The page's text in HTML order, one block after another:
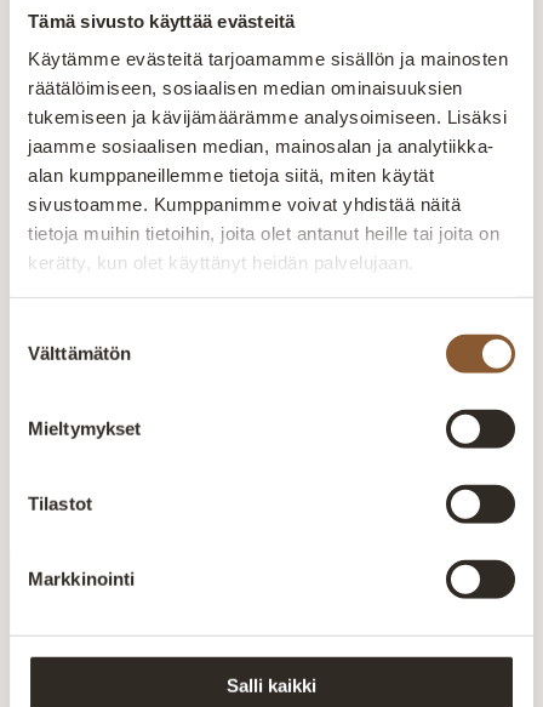
Tämä sivusto käyttää evästeitä
Käytämme evästeitä tarjoamamme sisällön ja mainosten
räätälöimiseen, sosiaalisen median ominaisuuksien
tukemiseen ja kävijämäärämme analysoimiseen. Lisäksi
jaamme sosiaalisen median, mainosalan ja analytiikka-
alan kumppaneillemme tietoja siitä, miten käytät
sivustoamme. Kumppanimme voivat yhdistää näitä
tietoja muihin tietoihin, joita olet antanut heille tai joita on
kerätty, kun olet käyttänyt heidän palvelujaan.
valinta
Välttämätön
Mieltymykset
Tilastot
Markkinointi
Salli kaikki
Safir recliner Klassinen ja korkeaselkäinen Safir
lepotuoli, keinuvalla ja pyörivällä mekanismille.
Valmistettu Suomessa. Runkorakenne on valmistettu
massiivikoivu ja kertopuusta Istuinpehmuste…
2 861,00€
Onni hoivatuoli
Onni hoivatuoli Onni hoivatuoli, jossa on integroitu
jalkarahi ja selkänojan kallistus. Valmistettu
Suomessa. Kätevä varmatoiminen mekanismi jossa
selkänoja laskee alas…
3 318,00€– 4 580,00€
Materiaalina nahka/kn. Runkorakenne on
Inspiraatiota
tilaratkaisuihin